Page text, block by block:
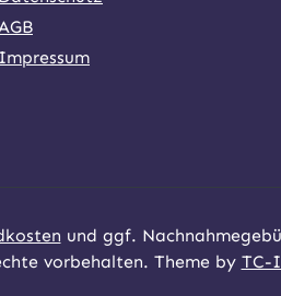
Impressum
und ggf.
vorbehalten. Theme by TC-